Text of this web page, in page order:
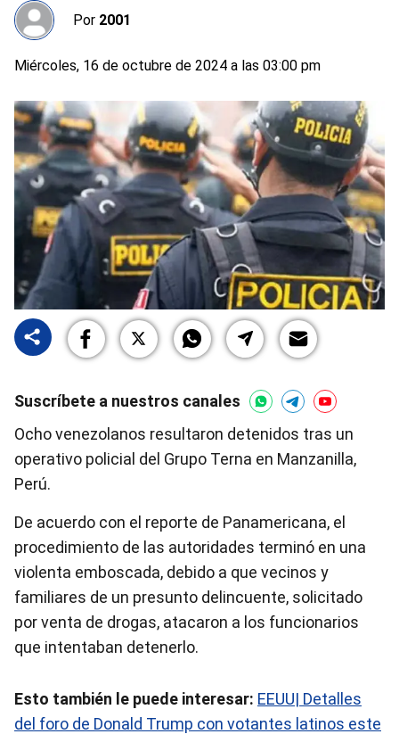
Por 2001
Miércoles, 16 de octubre de 2024 a las 03:00 pm
Suscríbete a nuestros canales
Ocho venezolanos resultaron detenidos tras un
operativo policial del Grupo Terna en Manzanilla,
Perú.
De acuerdo con el reporte de Panamericana, el
procedimiento de las autoridades terminó en una
violenta emboscada, debido a que vecinos y
familiares de un presunto delincuente, solicitado
por venta de drogas, atacaron a los funcionarios
que intentaban detenerlo.
Esto también le puede interesar: EEUU| Detalles
del foro de Donald Trump con votantes latinos este